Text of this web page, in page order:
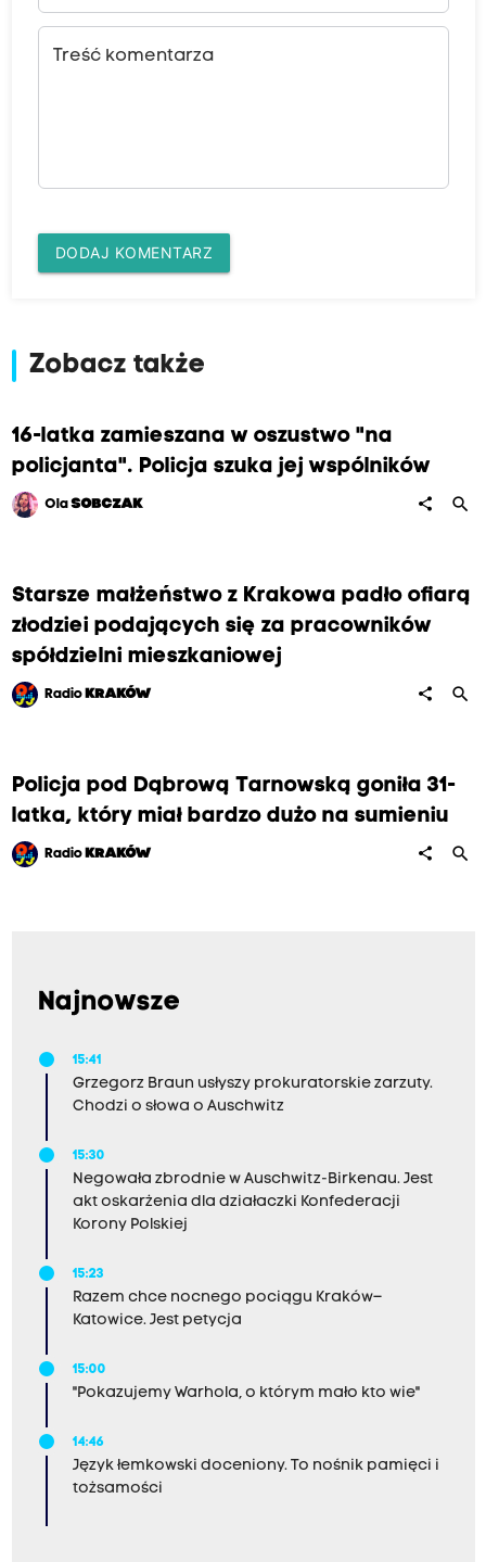
Treść komentarza
DODAJ KOMENTARZ
Zobacz także
16-latka zamieszana w oszustwo "na
policjanta". Policja szuka jej wspólników
OlaSOBCZAK share search
Starsze małżeństwo z Krakowa padło ofiarą
złodziei podających się za pracowników
spółdzielni mieszkaniowej
Radio KRAKÓW share search
Policja pod Dąbrową Tarnowską goniła 31-
latka, który miał bardzo dużo na sumieniu
Radio KRAKÓW share search
Najnowsze
15:41
Grzegorz Braun usłyszy prokuratorskie zarzuty.
Chodzi o słowa o Auschwitz
15:30
Negowała zbrodnie w Auschwitz-Birkenau. Jest
akt oskarżenia dla działaczki Konfederacji
Korony Polskiej
15:23
Razem chce nocnego pociągu Kraków–
Katowice. Jest petycja
15:00
"Pokazujemy Warhola, o którym mało kto wie"
14:46
Język łemkowski doceniony. To nośnik pamięci i
tożsamości